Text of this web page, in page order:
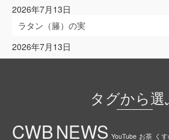
2026年7月13日
ラタン（籐）の実
2026年7月13日
タグから選
CWBNEWS YouTube お茶 く